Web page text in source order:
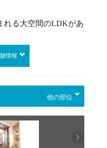
れる大空間のLDKがあ
情報
他の部位